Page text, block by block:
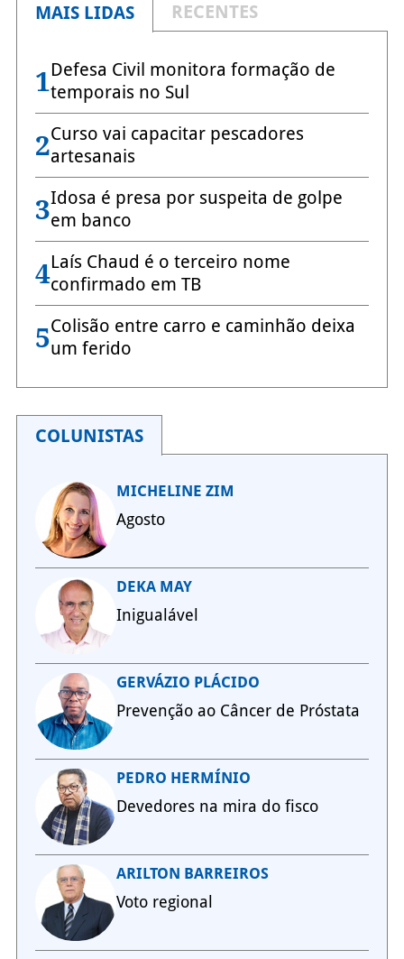
MAIS LIDAS
RECENTES
1Defesa Civil monitora formação de
temporais no Sul
2Curso vai capacitar pescadores
artesanais
3Idosa é presa por suspeita de golpe
em banco
4Laís Chaud é o terceiro nome
confirmado em TB
5Colisão entre carro e caminhão deixa
um ferido
COLUNISTAS
MICHELINE ZIM
Agosto
DEKA MAY
Inigualável
GERVÁZIO PLÁCIDO
Prevenção ao Câncer de Próstata
PEDRO HERMÍNIO
Devedores na mira do fisco
ARILTON BARREIROS
Voto regional